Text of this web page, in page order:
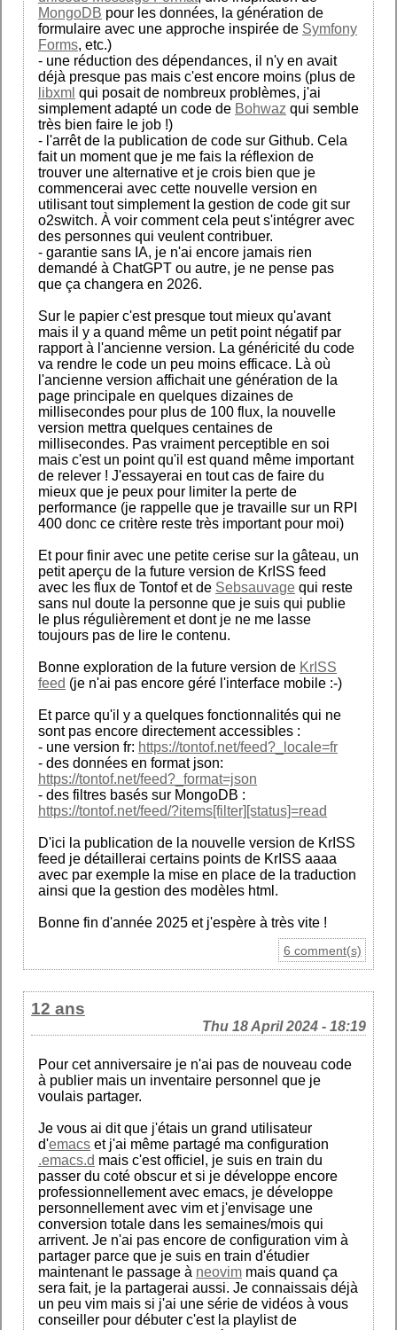
MongoDB pour les données, la génération de
formulaire avec une approche inspirée de Symfony
Forms, etc.)
- une réduction des dépendances, il n'y en avait
déjà presque pas mais c'est encore moins (plus de
libxml qui posait de nombreux problèmes, j'ai
simplement adapté un code de Bohwaz qui semble
très bien faire le job !)
- l'arrêt de la publication de code sur Github. Cela
fait un moment que je me fais la réflexion de
trouver une alternative et je crois bien que je
commencerai avec cette nouvelle version en
utilisant tout simplement la gestion de code git sur
o2switch. À voir comment cela peut s'intégrer avec
des personnes qui veulent contribuer.
- garantie sans IA, je n'ai encore jamais rien
demandé à ChatGPT ou autre, je ne pense pas
que ça changera en 2026.
Sur le papier c'est presque tout mieux qu'avant
mais il y a quand même un petit point négatif par
rapport à l'ancienne version. La généricité du code
va rendre le code un peu moins efficace. Là où
l'ancienne version affichait une génération de la
page principale en quelques dizaines de
millisecondes pour plus de 100 flux, la nouvelle
version mettra quelques centaines de
millisecondes. Pas vraiment perceptible en soi
mais c'est un point qu'il est quand même important
de relever ! J'essayerai en tout cas de faire du
mieux que je peux pour limiter la perte de
performance (je rappelle que je travaille sur un RPI
400 donc ce critère reste très important pour moi)
Et pour finir avec une petite cerise sur la gâteau, un
petit aperçu de la future version de KrISS feed
avec les flux de Tontof et de Sebsauvage qui reste
sans nul doute la personne que je suis qui publie
le plus régulièrement et dont je ne me lasse
toujours pas de lire le contenu.
Bonne exploration de la future version de KrISS
feed (je n'ai pas encore géré l'interface mobile :-)
Et parce qu'il y a quelques fonctionnalités qui ne
sont pas encore directement accessibles :
- une version fr: https://tontof.net/feed?_locale=fr
- des données en format json:
https://tontof.net/feed?_format=json
- des filtres basés sur MongoDB :
https://tontof.net/feed/?items[filter][status]=read
D'ici la publication de la nouvelle version de KrISS
feed je détaillerai certains points de KrISS aaaa
avec par exemple la mise en place de la traduction
ainsi que la gestion des modèles html.
Bonne fin d'année 2025 et j'espère à très vite !
6 comment(s)
12 ans
Thu 18 April 2024 - 18:19
Pour cet anniversaire je n'ai pas de nouveau code
à publier mais un inventaire personnel que je
voulais partager.
Je vous ai dit que j'étais un grand utilisateur
d'emacs et j'ai même partagé ma configuration
.emacs.d mais c'est officiel, je suis en train du
passer du coté obscur et si je développe encore
professionnellement avec emacs, je développe
personnellement avec vim et j'envisage une
conversion totale dans les semaines/mois qui
arrivent. Je n'ai pas encore de configuration vim à
partager parce que je suis en train d'étudier
maintenant le passage à neovim mais quand ça
sera fait, je la partagerai aussi. Je connaissais déjà
un peu vim mais si j'ai une série de vidéos à vous
conseiller pour débuter c'est la playlist de